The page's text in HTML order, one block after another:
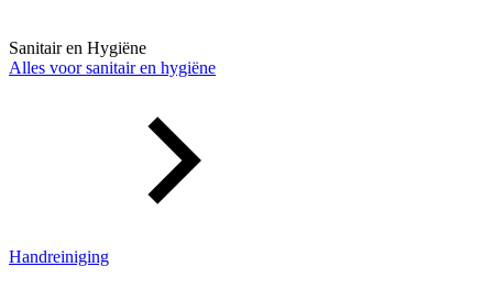
Sanitair en Hygiëne
Alles voor sanitair en hygiëne
Handreiniging